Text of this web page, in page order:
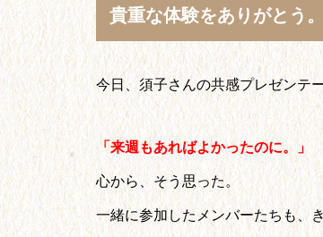
貴重な体験をありがとう。
今日、須子さんの共感プレゼンテ
「来週もあればよかったのに。」
心から、そう思った。
一緒に参加したメンバーたちも、